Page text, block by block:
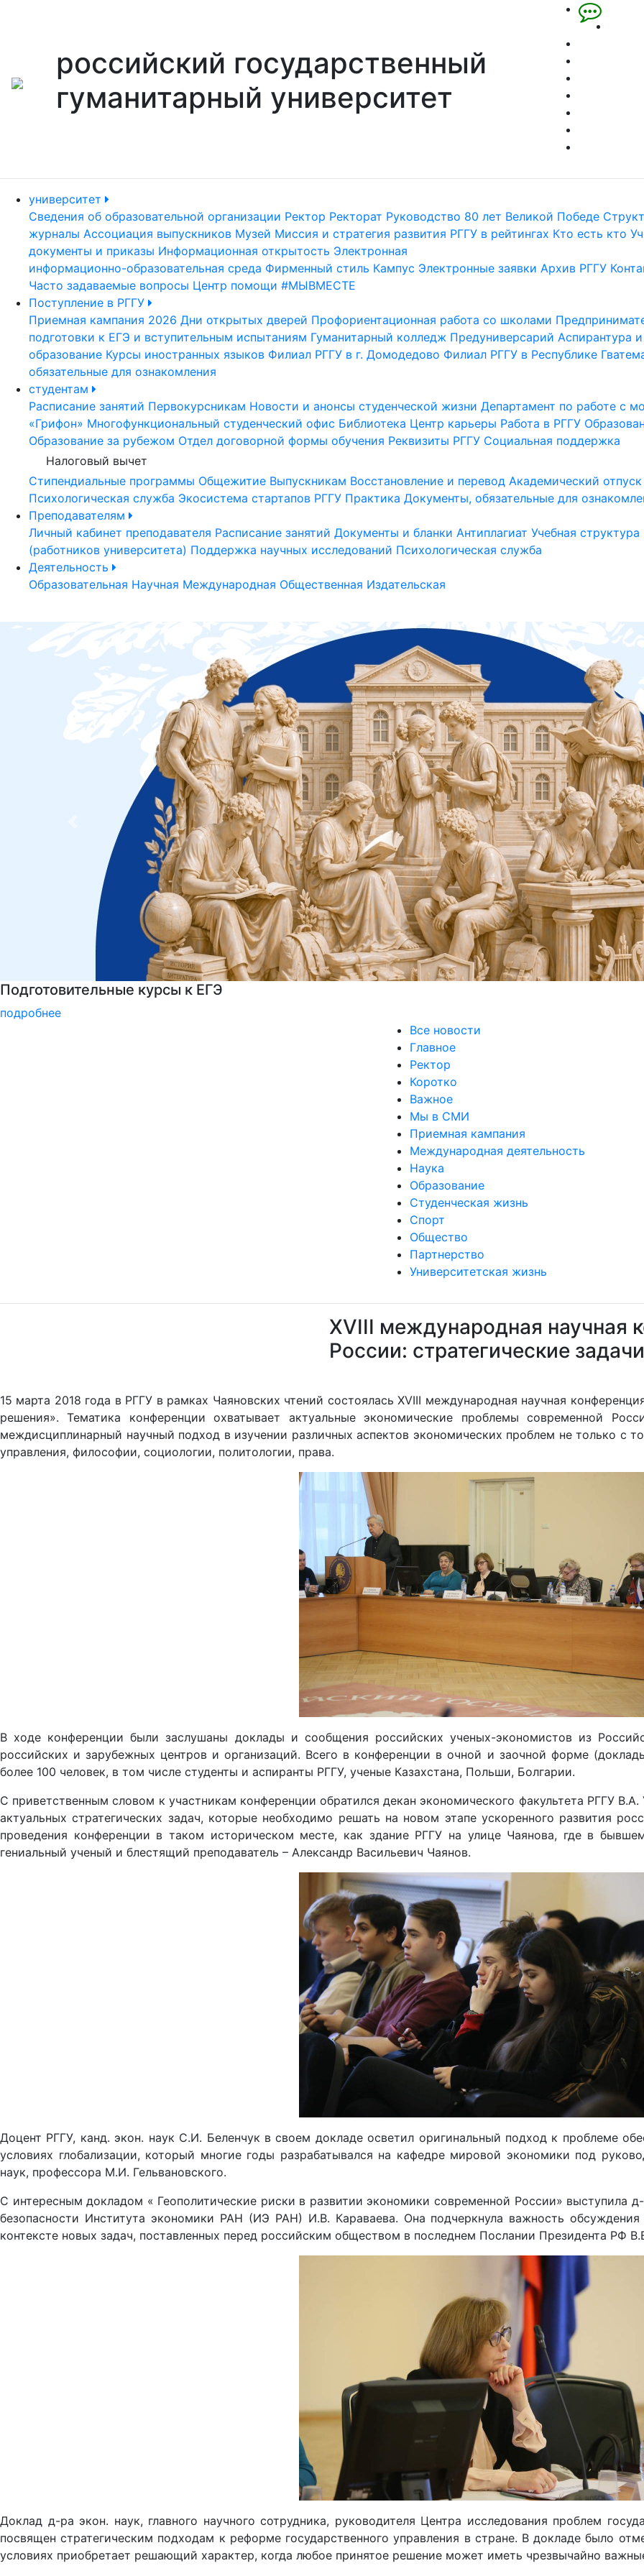
российский государственный
гуманитарный университет
университет
Сведения об образовательной организации Ректор Ректорат Руководство 80 лет Великой Победе
журналы Ассоциация выпускников Музей Миссия и стратегия развития РГГУ в рейтингах Кто есть кто
документы и приказы Информационная открытость Электронная
информационно-образовательная среда Фирменный стиль Кампус Электронные заявки Архив РГГУ
Часто задаваемые вопросы Центр помощи #МЫВМЕСТЕ
Поступление в РГГУ
Приемная кампания 2026 Дни открытых дверей Профориентационная работа со школами
подготовки к ЕГЭ и вступительным испытаниям Гуманитарный колледж Предуниверсарий Аспирантура
образование Курсы иностранных языков Филиал РГГУ в г. Домодедово Филиал РГГУ в Республике
обязательные для ознакомления
студентам
Расписание занятий Первокурсникам Новости и анонсы студенческой жизни Департамент по работе с
«Грифон» Многофункциональный студенческий офис Библиотека Центр карьеры Работа в РГГУ
Образование за рубежом Отдел договорной формы обучения Реквизиты РГГУ Социальная поддержка
Налоговый вычет
Стипендиальные программы Общежитие Выпускникам Восстановление и перевод Академический отпуск
Психологическая служба Экосистема стартапов РГГУ Практика Документы, обязательные для
Преподавателям
Личный кабинет преподавателя Расписание занятий Документы и бланки Антиплагиат Учебная структура
(работников университета) Поддержка научных исследований Психологическая служба
Деятельность
Образовательная Научная Международная Общественная Издательская
Узнать больше о музейных экспонатах и актуальных выставках
подробнее
Все новости
Главное
Ректор
Коротко
Важное
Мы в СМИ
Приемная кампания
Международная деятельность
Наука
Образование
Студенческая жизнь
Спорт
Общество
Партнерство
Университетская жизнь
XVIII международная научная
России: стратегические
15 марта 2018 года в РГГУ в рамках Чаяновских чтений состоялась XVIII международная научная
решения». Тематика конференции охватывает актуальные экономические проблемы современной
междисциплинарный научный подход в изучении различных аспектов экономических проблем не только с
управления, философии, социологии, политологии, права.
В ходе конференции были заслушаны доклады и сообщения российских ученых-экономистов из
российских и зарубежных центров и организаций. Всего в конференции в очной и заочной форме
более 100 человек, в том числе студенты и аспиранты РГГУ, ученые Казахстана, Польши, Болгарии.
С приветственным словом к участникам конференции обратился декан экономического факультета РГГУ
актуальных стратегических задач, которые необходимо решать на новом этапе ускоренного развития
проведения конференции в таком историческом месте, как здание РГГУ на улице Чаянова, где в
гениальный ученый и блестящий преподаватель – Александр Васильевич Чаянов.
Доцент РГГУ, канд. экон. наук С.И. Беленчук в своем докладе осветил оригинальный подход к проблеме
условиях глобализации, который многие годы разрабатывался на кафедре мировой экономики под
наук, профессора М.И. Гельвановского.
С интересным докладом « Геополитические риски в развитии экономики современной России» выступила
безопасности Института экономики РАН (ИЭ РАН) И.В. Караваева. Она подчеркнула важность обсуждения
контексте новых задач, поставленных перед российским обществом в последнем Послании Президента РФ
Доклад д-ра экон. наук, главного научного сотрудника, руководителя Центра исследования проблем
посвящен стратегическим подходам к реформе государственного управления в стране. В докладе было
условиях приобретает решающий характер, когда любое принятое решение может иметь чрезвычайно